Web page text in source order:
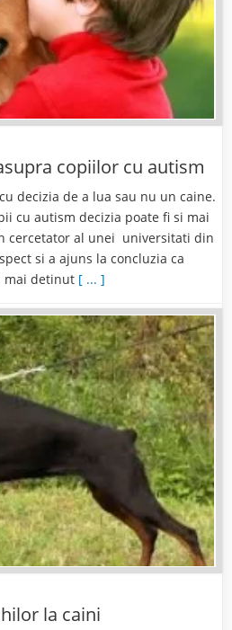
copiilor cu autism
decizia de a lua sau nu un caine.
cu autism decizia poate fi si mai
cercetator al unei universitati din
si a ajuns la concluzia ca
mai detinut [ ... ]
la caini